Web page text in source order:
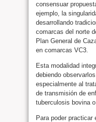
consensuar
ejemplo, la
desarrollando
comarcas del norte
Plan General de
en comarcas VC3.
Esta modalidad
debiendo
especialmente al
de transmisión de
tuberculosis bovina
Para poder